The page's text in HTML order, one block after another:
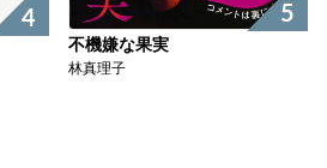
4 5
不機嫌な果実
林真理子